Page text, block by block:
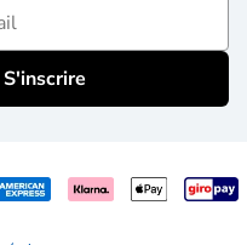
S'inscrire